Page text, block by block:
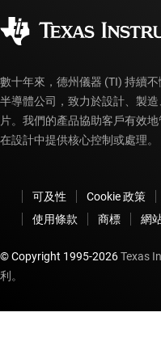
myTI 帳戶常見問題解答
數十年來，德州儀器 (TI) 持續
半導體公司，致力於設計、製
片。我們的產品協助客戶有效
在設計中提供核心控制或處理。
可及性 Cookie 政策
使用條款
商標 網
© Copyright 1995-2026Texas
利。